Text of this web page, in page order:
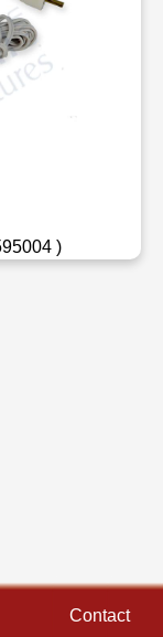
)
Contact